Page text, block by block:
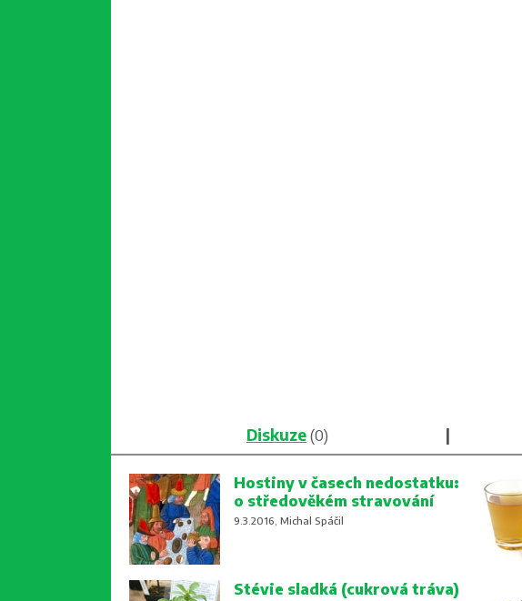
Diskuze(0) |
Hostiny v časech nedostatku:
o středověkém stravování
9.3.2016, Michal Spáčil
Stévie sladká (cukrová tráva)